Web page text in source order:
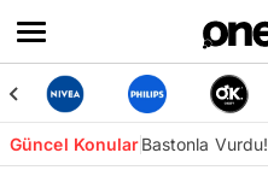
Güncel KonularBastonla Vurdu!